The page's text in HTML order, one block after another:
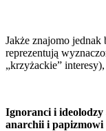
Jakże znajomo
reprezentują
„krzyżackie”
Ignoranci i
anarchii i papizmowi